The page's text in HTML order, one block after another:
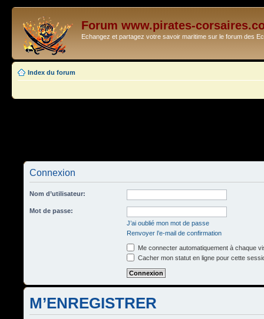
Forum www.pirates-
Echangez et partagez votre savoir maritime sur le forum des
Index du forum
Connexion
Nom d’utilisateur:
Mot de passe:
J’ai oublié mon mot de passe
Renvoyer l’e-mail de confirmation
Me connecter automatiquement à chaque
Cacher mon statut en ligne pour cette
M’ENREGISTRER